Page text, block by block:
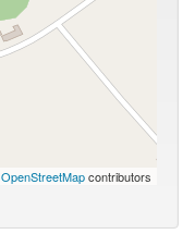
OpenStreetMapcontributors